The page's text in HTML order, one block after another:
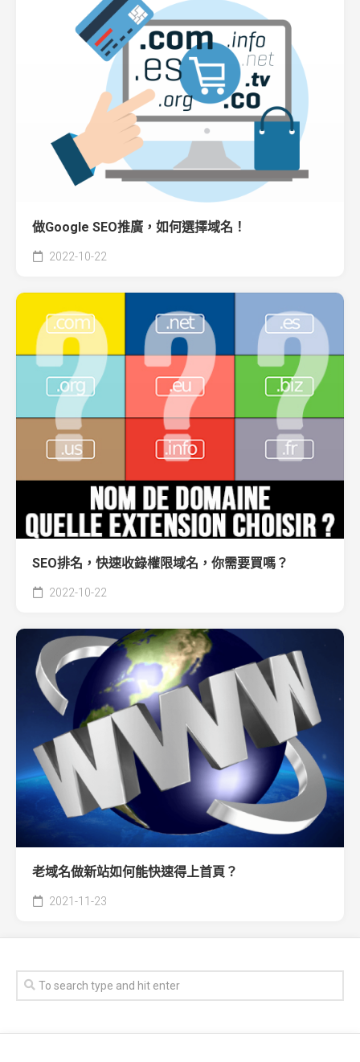
做Google SEO推廣，如何選擇域名！
2022-10-22
SEO排名，快速收錄權限域名，你需要買嗎？
2022-10-22
老域名做新站如何能快速得上首頁？
2021-11-23